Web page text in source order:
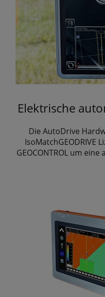
Elektrische
Die AutoDrive
IsoMatchGEODRIVE
GEOCONTROL um